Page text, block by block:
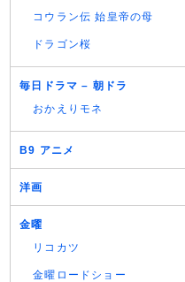
コウラン伝 始皇帝の母
ドラゴン桜
毎日ドラマ – 朝ドラ
おかえりモネ
B9 アニメ
洋画
金曜
リコカツ
金曜ロードショー